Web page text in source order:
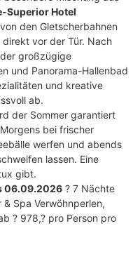
Superior Hotel
den Gletscherbahnen
vor der Tür. Nach
großzügige
und Panorama-Hallenbad
und kreative
ab.
der Sommer garantiert
bei frischer
werfen und abends
lassen. Eine
gibt.
06.09.2026 ? 7 Nächte
Spa Verwöhnperlen,
? 978,? pro Person pro